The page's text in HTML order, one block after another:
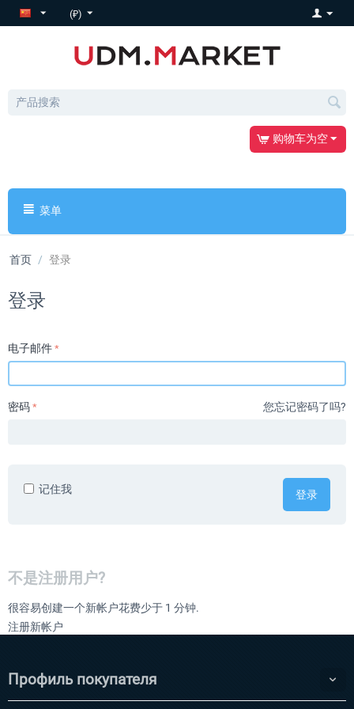
(₽)
购物车为空
菜单
首页 / 登录
登录
电子邮件
密码 您忘记密码了吗?
登录
记住我
不是注册用户?
很容易创建一个新帐户花费少于 1 分钟.
注册新帐户
Профиль покупателя